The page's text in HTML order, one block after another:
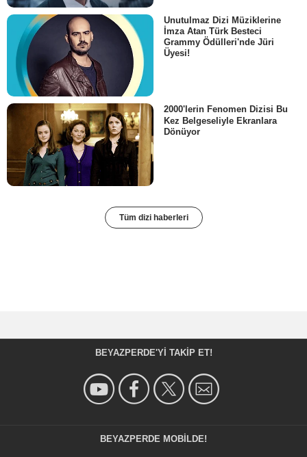
Unutulmaz Dizi Müziklerine
İmza Atan Türk Besteci
Grammy Ödülleri'nde Jüri
Üyesi!
2000'lerin Fenomen Dizisi Bu
Kez Belgeseliyle Ekranlara
Dönüyor
Tüm dizi haberleri
BEYAZPERDE'YI TAKIP ET!
BEYAZPERDE MOBILDE!